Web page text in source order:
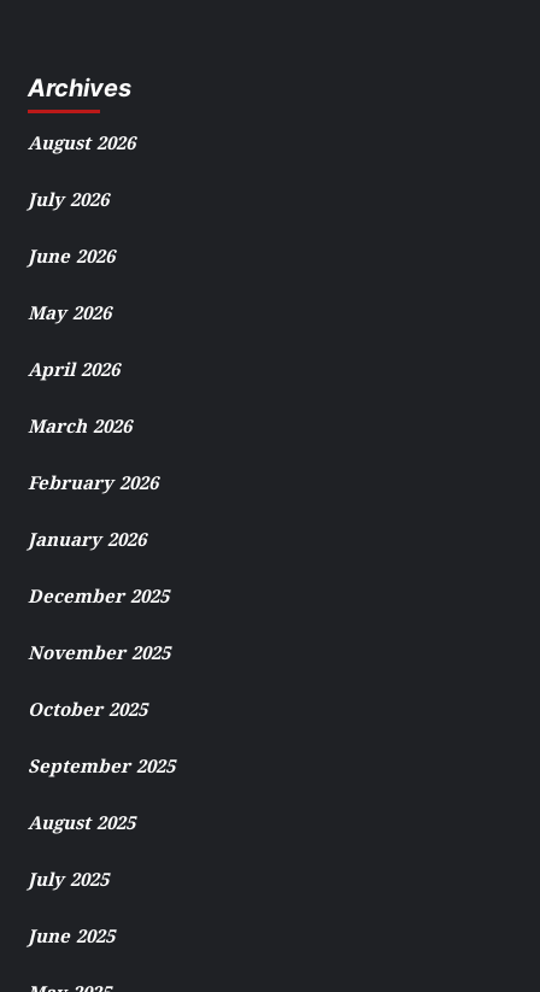
Archives
August 2026
July 2026
June 2026
May 2026
April 2026
March 2026
February 2026
January 2026
December 2025
November 2025
October 2025
September 2025
August 2025
July 2025
June 2025